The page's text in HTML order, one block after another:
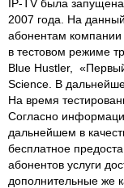
IP-TV была
2007 года. На
абонентам
в тестовом режиме
Blue Hustler,
Science. В
На время
Согласно
дальнейшем в
бесплатное
абонентов услуги
дополнительные же